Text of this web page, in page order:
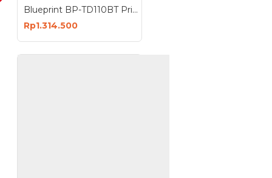
Blueprint BP-TD110BT Printer Thermal Barcode Label Resi A6 USB Bluetooth
Rp1.314.500